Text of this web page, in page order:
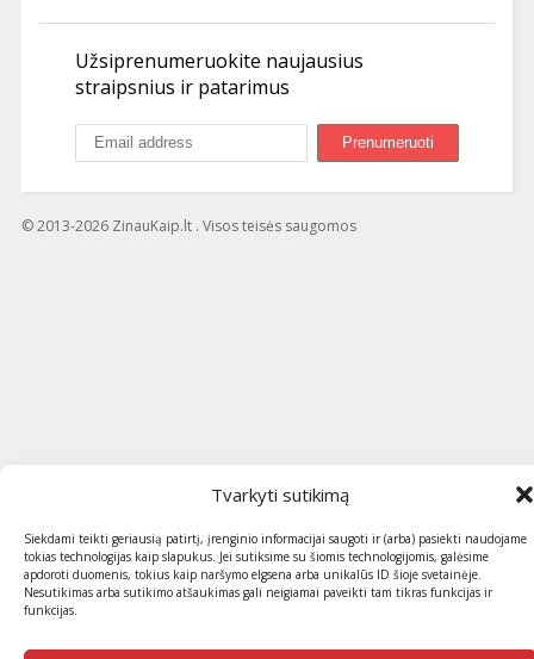
Tvarkyti sutikimą
Siekdami teikti geriausią patirtį, įrenginio informacijai saugoti ir (arba) pasiekti naudojame
tokias technologijas kaip slapukus. Jei sutiksime su šiomis technologijomis, galėsime
apdoroti duomenis, tokius kaip naršymo elgsena arba unikalūs ID šioje svetainėje.
Nesutikimas arba sutikimo atšaukimas gali neigiamai paveikti tam tikras funkcijas ir
funkcijas.
Užsiprenumeruokite naujausius
straipsnius ir patarimus
© 2013-2026 ZinauKaip.lt . Visos teisės saugomos